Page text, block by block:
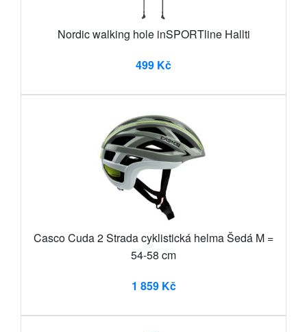
Nordic walking hole inSPORTline Hallti
499 Kč
Casco Cuda 2 Strada cyklistická helma Šedá M =
54-58 cm
1 859 Kč